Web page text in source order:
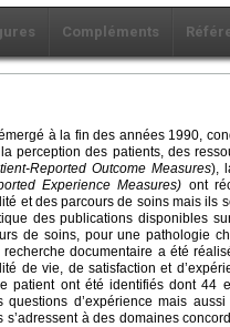
Compléments
à la fin des années 1990,
perception des patients, des
Reported Outcome Measures),
Experience Measures) ont
et des parcours de soins mais ils
des publications disponibles
de soins, pour une pathologie
documentaire a été
de vie, de satisfaction et
patient ont été identifiés dont 44
questions d’expérience mais
à des domaines